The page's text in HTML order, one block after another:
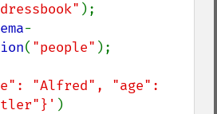
-
( "people"
"Alfred", "age":
)